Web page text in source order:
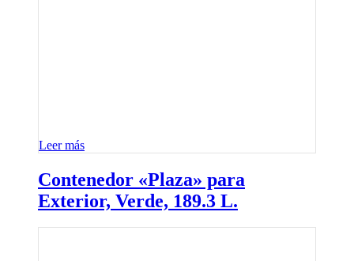
Leer más
Contenedor «Plaza» para
Exterior, Verde, 189.3 L.